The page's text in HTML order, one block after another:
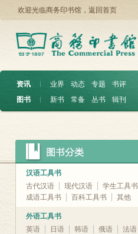
欢迎光临商务印书馆， 返回首页
资讯 ︱ 业界 动态 专题
书评
图书
︱ 新书 常备 丛书 辑刊
汉语工具书
古代汉语
现代汉语
学生工具书
成语工具书
百科工具书 其他
外语工具书
英语
日语 韩语 俄语
法语